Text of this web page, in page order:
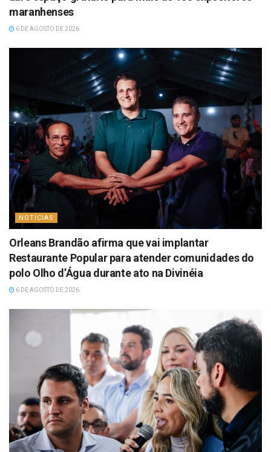
maranhenses
6 DE AGOSTO DE 2026
NOTÍCIAS
Orleans Brandão afirma que vai implantar
Restaurante Popular para atender comunidades do
polo Olho d’Água durante ato na Divinéia
6 DE AGOSTO DE 2026